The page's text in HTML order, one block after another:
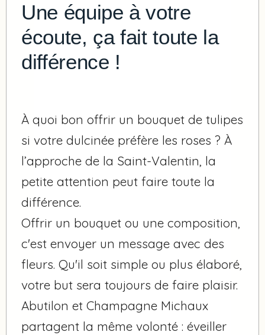
Une équipe à votre
écoute, ça fait toute la
différence !
À quoi bon offrir un bouquet de tulipes
si votre dulcinée préfère les roses ? À
l’approche de la Saint-Valentin, la
petite attention peut faire toute la
différence.
Offrir un bouquet ou une composition,
c'est envoyer un message avec des
fleurs. Qu'il soit simple ou plus élaboré,
votre but sera toujours de faire plaisir.
Abutilon et Champagne Michaux
partagent la même volonté : éveiller